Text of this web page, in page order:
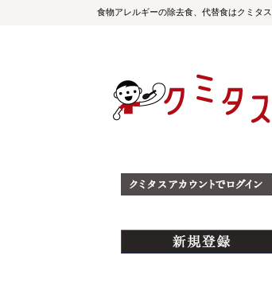
食物アレルギーの除去食、代替食はクミタス